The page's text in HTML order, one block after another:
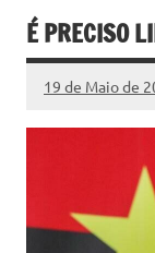
É PRECISO
19 de Maio de